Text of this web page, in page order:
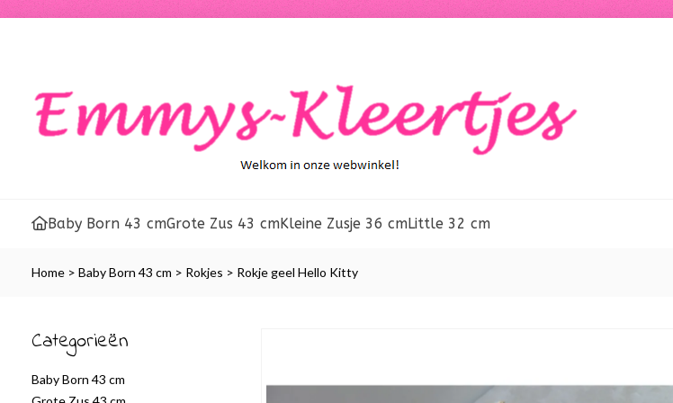
Baby Born 43 cmGrote Zus 43 cmKleine Zusje 36 cmLittle 32 cm
Home > Baby Born 43 cm > Rokjes > Rokje geel Hello Kitty
Categorieën
Baby Born 43 cm